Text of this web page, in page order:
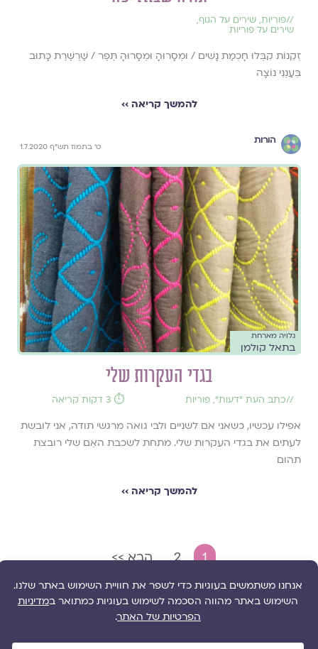
//פוריות, שירים על הגוף,
שירים על פוריות
זְקֵנוֹת קִבְּלוּ חָכְמַת נָשִׁים / וּמְסָרוּהָ וּמְסָרוּהָ תֶּפֶר / שַׁרְשֶׁרֶת כָּתוּב
בְּעַנְנֵי נוֹצָה
להמשך קריאה ››
הורות
ט' בתמוז תש"ף 1.7.2020
גלויה מארחת
בתאל קולמן
בגדי העקרות שלי
//כתב העת ״דעות״, פוריות ⏱️ 3 דקות קריאה
אפילו עכשיו, כשאני אם לשניים ולבי גואה מרגשי תודה, אני לובשת
לעתים את בגדי העקרות שלי. מתחת לשכבת האֵם שלי רובצת
תהום
להמשך קריאה ››
1
2 הבא >>
גלו עוד תכנים: